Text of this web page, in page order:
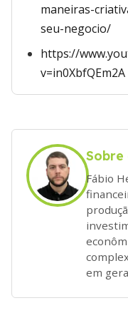
maneiras-
seu-negocio/
https://
v=in0XbfQEm2A
Sobre
Fábio
em